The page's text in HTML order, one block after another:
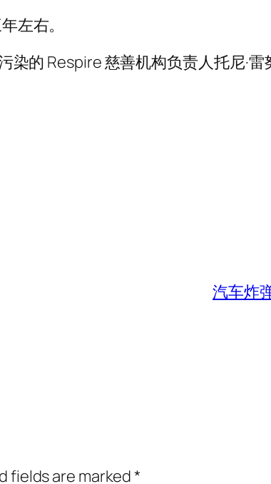
左右。
的 Respire 慈善机构负责人托尼·
汽车炸
fields are marked*